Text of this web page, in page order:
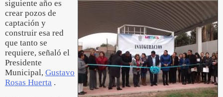
siguiente año es
crear pozos de
captación y
construir esa red
que tanto se
requiere, señaló el
Presidente
Municipal, Gustavo
Rosas Huerta .